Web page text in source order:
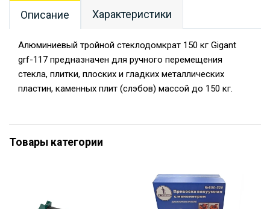
Описание Характеристики
Алюминиевый тройной стеклодомкрат 150 кг Gigant
grf-117 предназначен для ручного перемещения
cтекла, плитки, плоских и гладких металлических
пластин, каменных плит (слэбов) массой до 150 кг.
Товары категории